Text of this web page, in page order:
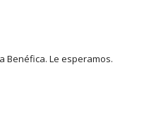
Benéfica. Le esperamos.